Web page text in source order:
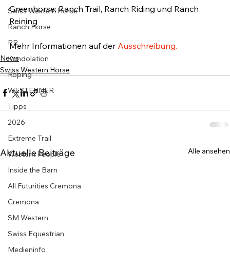
Swiss Western Horse
Ranch Horse
PR
Kondolation
Roping
WESTERNER
Tipps
2026
Extreme Trail
Western People
Inside the Barn
All Futurities Cremona
Cremona
SM Western
Swiss Equestrian
Medieninfo
Greenhorse: Ranch Trail, Ranch Riding und Ranch
Reining
Mehr Informationen auf der Ausschreibung.
News
Swiss Western Horse
Aktuelle Beiträge Alle ansehen